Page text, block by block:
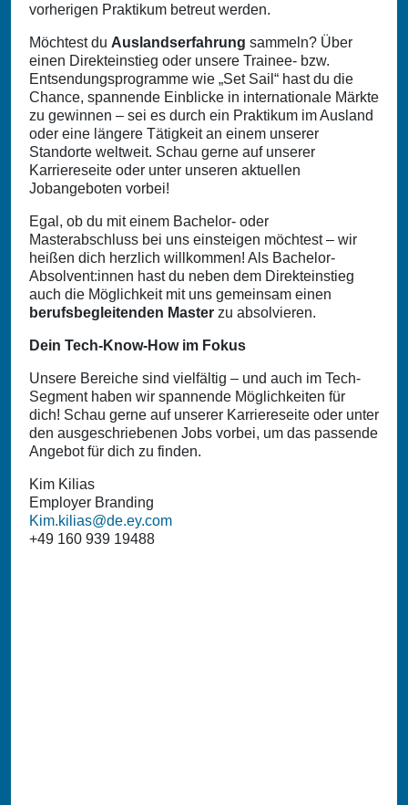
vorherigen Praktikum betreut werden.
Möchtest du Auslandserfahrung sammeln? Über
einen Direkteinstieg oder unsere Trainee- bzw.
Entsendungsprogramme wie „Set Sail“ hast du die
Chance, spannende Einblicke in internationale Märkte
zu gewinnen – sei es durch ein Praktikum im Ausland
oder eine längere Tätigkeit an einem unserer
Standorte weltweit. Schau gerne auf unserer
Karriereseite oder unter unseren aktuellen
Jobangeboten vorbei!
Egal, ob du mit einem Bachelor- oder
Masterabschluss bei uns einsteigen möchtest – wir
heißen dich herzlich willkommen! Als Bachelor-
Absolvent:innen hast du neben dem Direkteinstieg
auch die Möglichkeit mit uns gemeinsam einen
berufsbegleitenden Master zu absolvieren.
Dein Tech-Know-How im Fokus
Unsere Bereiche sind vielfältig – und auch im Tech-
Segment haben wir spannende Möglichkeiten für
dich! Schau gerne auf unserer Karriereseite oder unter
den ausgeschriebenen Jobs vorbei, um das passende
Angebot für dich zu finden.
Kim Kilias
Employer Branding
Kim.kilias@de.ey.com
+49 160 939 19488